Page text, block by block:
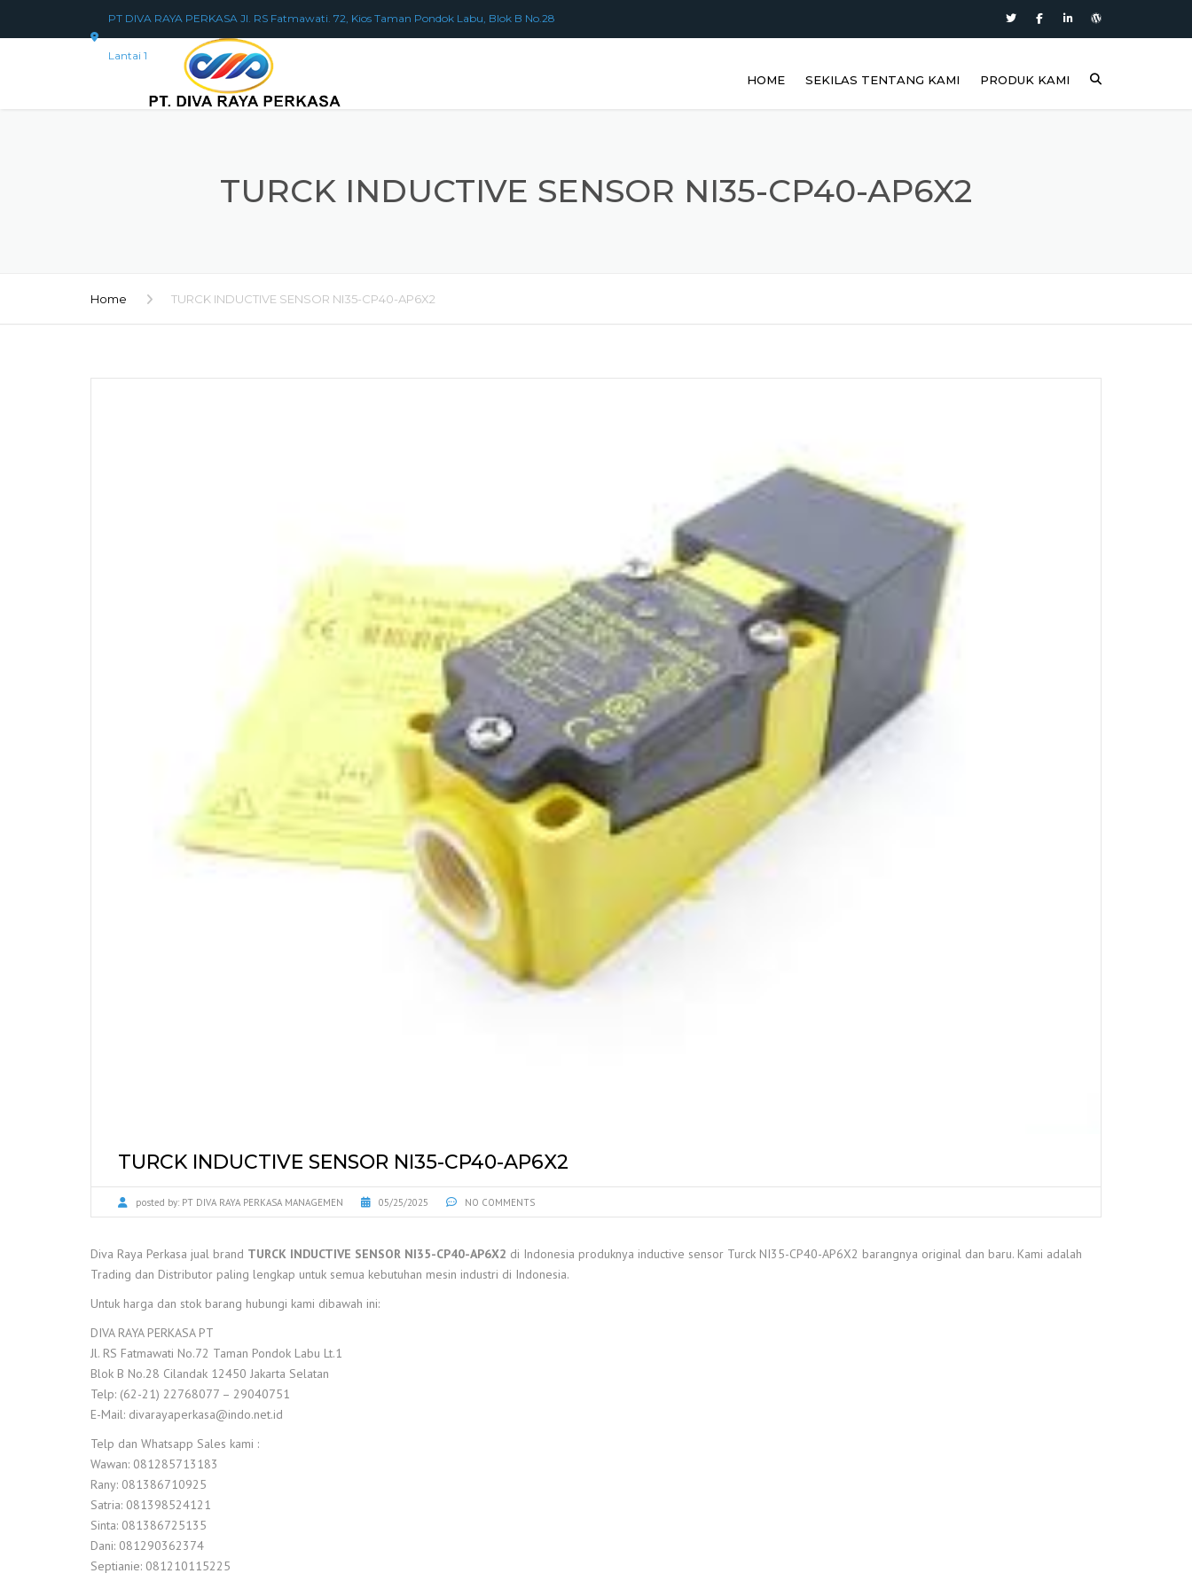
PT DIVA RAYA PERKASA Jl. RS Fatmawati. 72, Kios Taman Pondok Labu, Blok B No.28
Lantai 1
HOME SEKILAS TENTANG KAMI PRODUK KAMI
TURCK INDUCTIVE SENSOR NI35-CP40-AP6X2
Home TURCK INDUCTIVE SENSOR NI35-CP40-AP6X2
TURCK INDUCTIVE SENSOR NI35-CP40-AP6X2
posted by: PT DIVA RAYA PERKASA MANAGEMEN 05/25/2025 NO COMMENTS
Diva Raya Perkasa jual brand TURCK INDUCTIVE SENSOR NI35-CP40-AP6X2 di Indonesia produknya inductive sensor Turck NI35-CP40-AP6X2 barangnya original dan baru. Kami adalah
Trading dan Distributor paling lengkap untuk semua kebutuhan mesin industri di Indonesia.
Untuk harga dan stok barang hubungi kami dibawah ini:
DIVA RAYA PERKASA PT
Jl. RS Fatmawati No.72 Taman Pondok Labu Lt.1
Blok B No.28 Cilandak 12450 Jakarta Selatan
Telp: (62-21) 22768077 – 29040751
E-Mail: divarayaperkasa@indo.net.id
Telp dan Whatsapp Sales kami :
Wawan: 081285713183
Rany: 081386710925
Satria: 081398524121
Sinta: 081386725135
Dani: 081290362374
Septianie: 081210115225